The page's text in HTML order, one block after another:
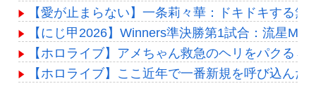
【愛が止まらない】一条莉々華：ドキドキする
【にじ甲2026】Winners準決勝第1試合：流星
【ホロライブ】アメちゃん救急のヘリをパクる→
【ホロライブ】ここ近年で一番新規を呼び込んだ